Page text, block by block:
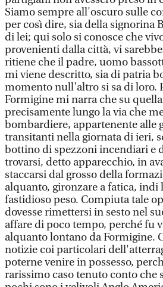
Siamo sempre all'oscuro sulle
per così dire, sia della signorina
di lei; qui solo si conosce che
provenienti dalla città, vi
ritiene che il padre, uomo
mi viene descritto, sia di patria
momento null'altro si sa di loro.
Formigine mi narra che su
precisamente lungo la via che
bombardiere, appartenente alle
transitanti nella giornata di ieri,
bottino di spezzoni incendiari e
trovarsi, detto apparecchio, in
staccarsi dal grosso della
alquanto, gironzare a fatica, indi
fastidioso peso. Compiuta tale
dovesse rimettersi in sesto nel
affare di poco tempo, perché fu
alquanto lontano da Formigine.
notizie coi particolari
poterne venire in possesso,
rarissimo caso tenuto conto che